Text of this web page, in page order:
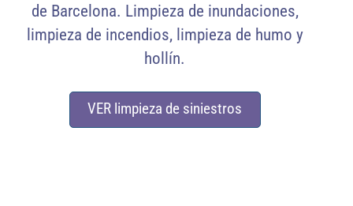
de Barcelona. Limpieza de inundaciones,
limpieza de incendios, limpieza de humo y
hollín.
VER limpieza de siniestros